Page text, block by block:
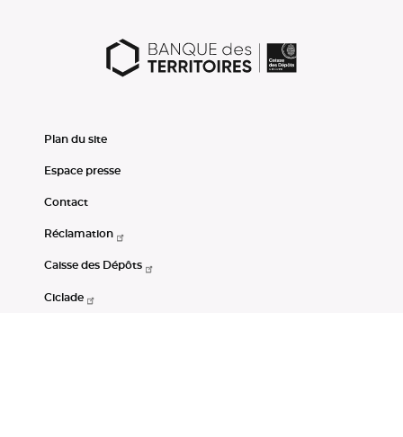
Plan du site
Espace presse
Contact
Réclamation
Caisse des Dépôts
Ciclade